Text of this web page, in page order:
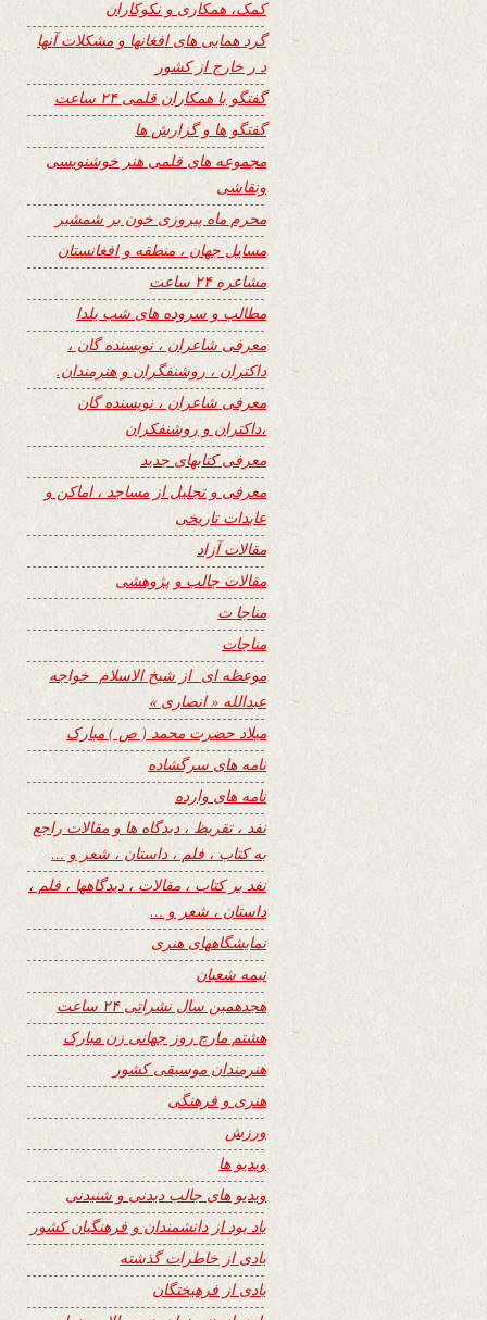
کمک، همکاری و نکوکاران
گرد همایی های افغانها و مشکلات آنها
د ر خارج از کشور
گفتگو با همکاران قلمی ۲۴ ساعت
گفتگو ها و گزارش ها
مجموعه های قلمی هنر خوشنویسی
ونقاشی
محرم ماه پیروزی خون بر شمشیر
مسایل جهان ، منطقه و افغانستان
مشاعره ۲۴ ساعت
مطالب و سروده های شب یلدا
معرفی شاعران ، نویسنده گان ،
داکتران ، روشنفگران و هنرمندان.
معرفی شاعران ، نویسنده گان
،داکتران و روشنفکران
معرفی کتابهای جدید
معرفی و تجلیل از مساجد ، اماکن و
عابدات تاریخی
مقالات آزاد
مقالات جالب و پژوهشی
مناجا ت
مناجات
موعظه ای از شیخ الاسلام خواجه
عبدالله « انصاری »
میلاد حضرت محمد ( ص ) مبارک
نامه های سرگشاده
نامه های وارده
نفد ، تقریظ ، دیدگاه ها و مقالات راجع
به کتاب ، فلم ، داستان ، شعر و …
نفد بر کتاب ، مقالات ، دیدگاهها ، فلم ،
داستان ، شعر و …
نمایشگاههای هنری
نیمه شعبان
هجدهمین سال نشراتی ۲۴ ساعت
هشتم مارچ روز جهانی زن مبارک
هنرمندان موسیقی کشور
هنری و فرهنگی
ورزش
ویدیو ها
ویدیو های جالب دیدنی و شنیدنی
یاد بود از دانشمندان و فرهنگیان کشور
یادی از خاطرات گذشته
یادی از فرهیختگان